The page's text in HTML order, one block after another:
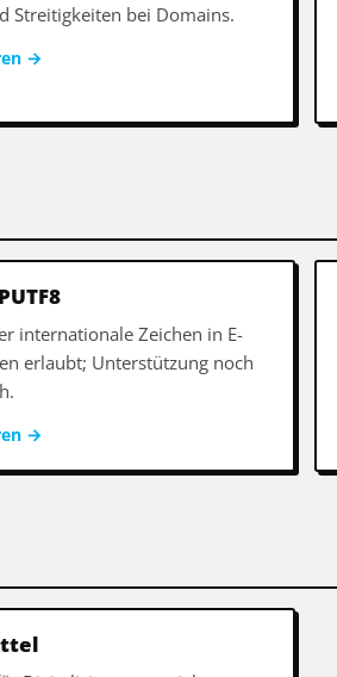
Streitigkeiten bei Domains.
→
internationale Zeichen in E-
erlaubt; Unterstützung noch
→